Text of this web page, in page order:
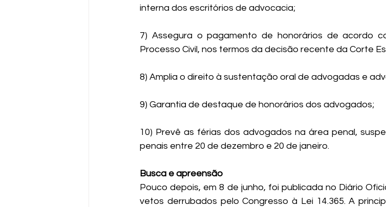
interna dos escritórios de advocacia;
7) Assegura o pagamento de honorários de acordo
Processo Civil, nos termos da decisão recente da Corte
8) Amplia o direito à sustentação oral de advogadas e
9) Garantia de destaque de honorários dos advogados;
10) Prevê as férias dos advogados na área penal,
penais entre 20 de dezembro e 20 de janeiro.
Busca e apreensão
Pouco depois, em 8 de junho, foi publicada no Diário
vetos derrubados pelo Congresso à Lei 14.365. A